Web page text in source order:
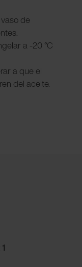
de
a -20 °C
a que el
del aceite.
1